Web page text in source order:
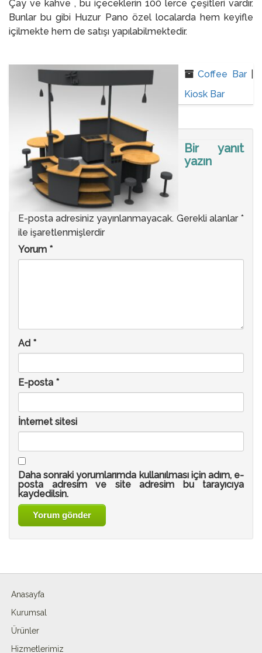
Çay ve kahve , bu içeceklerin 100 lerce çeşitleri vardır.
Bunlar bu gibi Huzur Pano özel localarda hem keyifle
içilmekte hem de satışı yapılabilmektedir.
Coffee Bar|
Kiosk Bar
Bir yanıt
yazın
E-posta adresiniz yayınlanmayacak. Gerekli alanlar *
ile işaretlenmişlerdir
Yorum *
Ad *
E-posta *
İnternet sitesi
Daha sonraki yorumlarımda kullanılması için adım, e-
posta adresim ve site adresim bu tarayıcıya
kaydedilsin.
Anasayfa
Kurumsal
Ürünler
Hizmetlerimiz